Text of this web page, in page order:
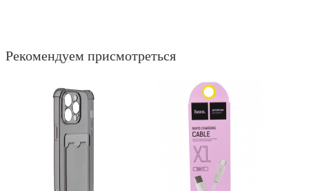
Рекомендуем присмотреться